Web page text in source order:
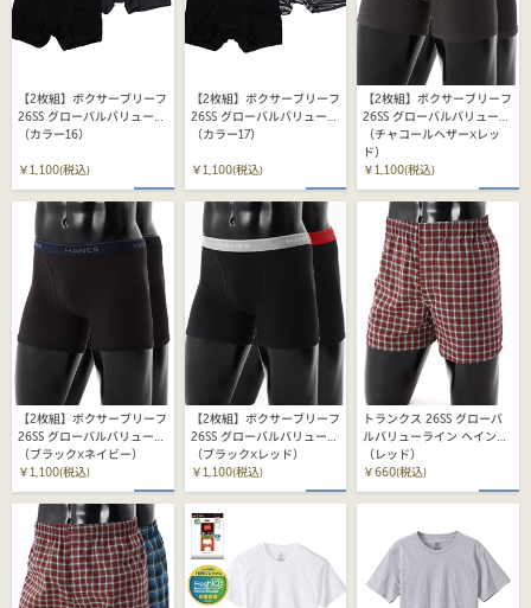
【2枚組】ボクサーブリーフ
26SS グローバルバリューラ
イン ヘインズ(HM6EG701)
（カラー16）
￥1,100(税込)
【2枚組】ボクサーブリーフ
26SS グローバルバリューラ
イン ヘインズ(HM6EG701)
（カラー17）
￥1,100(税込)
【2枚組】ボクサーブリーフ
26SS グローバルバリューラ
イン ヘインズ(HM6EG701)
（チャコールヘザー×レッ
ド）
￥1,100(税込)
【2枚組】ボクサーブリーフ
26SS グローバルバリューラ
イン ヘインズ(HM6EG701)
（ブラック×ネイビー）
￥1,100(税込)
【2枚組】ボクサーブリーフ
26SS グローバルバリューラ
イン ヘインズ(HM6EG701)
（ブラック×レッド）
￥1,100(税込)
トランクス 26SS グローバ
ルバリューライン ヘインズ
(HM8ET201)
（レッド）
￥660(税込)